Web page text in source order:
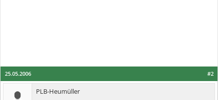
#2
25.05.2006
PLB-Heumüller